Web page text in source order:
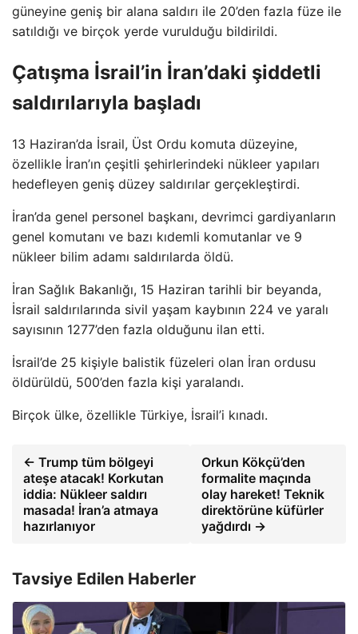
güneyine geniş bir alana saldırı ile 20’den fazla füze ile
satıldığı ve birçok yerde vurulduğu bildirildi.
Çatışma İsrail’in İran’daki şiddetli
saldırılarıyla başladı
13 Haziran’da İsrail, Üst Ordu komuta düzeyine,
özellikle İran’ın çeşitli şehirlerindeki nükleer yapıları
hedefleyen geniş düzey saldırılar gerçekleştirdi.
İran’da genel personel başkanı, devrimci gardiyanların
genel komutanı ve bazı kıdemli komutanlar ve 9
nükleer bilim adamı saldırılarda öldü.
İran Sağlık Bakanlığı, 15 Haziran tarihli bir beyanda,
İsrail saldırılarında sivil yaşam kaybının 224 ve yaralı
sayısının 1277’den fazla olduğunu ilan etti.
İsrail’de 25 kişiyle balistik füzeleri olan İran ordusu
öldürüldü, 500’den fazla kişi yaralandı.
Birçok ülke, özellikle Türkiye, İsrail’i kınadı.
← Trump tüm bölgeyi
ateşe atacak! Korkutan
iddia: Nükleer saldırı
masada! İran’a atmaya
hazırlanıyor
Orkun Kökçü’den
formalite maçında
olay hareket! Teknik
direktörüne küfürler
yağdırdı →
Tavsiye Edilen Haberler